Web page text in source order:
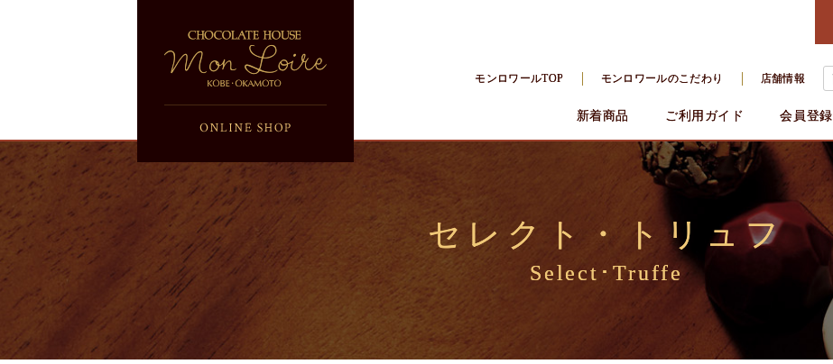
モンロワールTOP モンロワールのこだわり 店舗情報
新着商品 ご利用ガイド 会員登録
セレクト・トリュフ
Select･Truffe